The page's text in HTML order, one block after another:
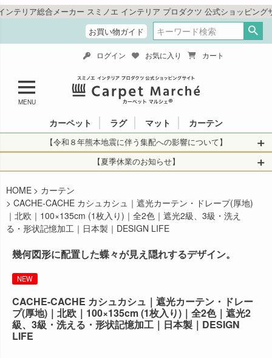
カー スミノエ インテリア プロダクツ 公式ショッピングサイト「カーペ
お買い物ガイド
MENU
ログイン お気に入り カート
カーペット ラグ マット カーテン
【令和８年熊本地震に伴う集配への影響について】
令和8年熊本地震により、お亡くなりになられた方々に深く
お見舞い申し上げます。 この地震の影響により、現在、一
部地域を発着するお荷物のお届けに遅れが生じておりま
す。
・全国から九州あてのお荷物
なお、今後の被害状況や交通規制などにより、対象地域や
サービスへの影響が変更となる場合がございます。
お客さまにはご不便をおかけいたしますが、何卒ご理解賜
りますようお願い申し上げます。
【夏季休業のお知らせ】
当店は は2026年8月11日(火)～2026年8月16日(日)
を休業とさせて頂きます。
休業中のご注文に関しては自動返信メールは届きますが、
当店からの注文確認メールの送信、当店へのお問い合わせ
へのご返答ができかねます。 休業明けから順次送信させて
いただきますのでよろしくお願いいたします。
出荷センターも休業となりますため、休業期間中のご注文
商品の出荷は2026年8月18日(火)以降となります。
→オーダー商品など、詳しくはこちらから
HOME
カーテン
CACHE-CACHE カシュカシュ｜遮光カーテン・ドレープ(厚地)
｜北欧｜100×135cm (1枚入り)｜全2色｜遮光2級、3級・洗え
る・形状記憶加工｜日本製｜DESIGN LIFE
幾何図形に配置した蝶々が見え隠れするデザイン。
NEW
CACHE-CACHE カシュカシュ｜遮光カーテン・ドレー
プ(厚地)｜北欧｜100×135cm (1枚入り)｜全2色｜遮光2
級、3級・洗える・形状記憶加工｜日本製｜DESIGN
LIFE